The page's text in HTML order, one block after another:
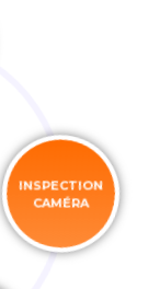
INSPECTION
CAMÉRA